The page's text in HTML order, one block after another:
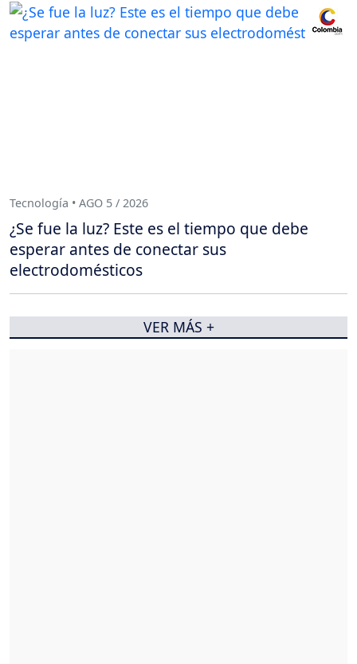
Tecnología • AGO 5 / 2026
¿Se fue la luz? Este es el tiempo que debe
esperar antes de conectar sus
electrodomésticos
VER MÁS +